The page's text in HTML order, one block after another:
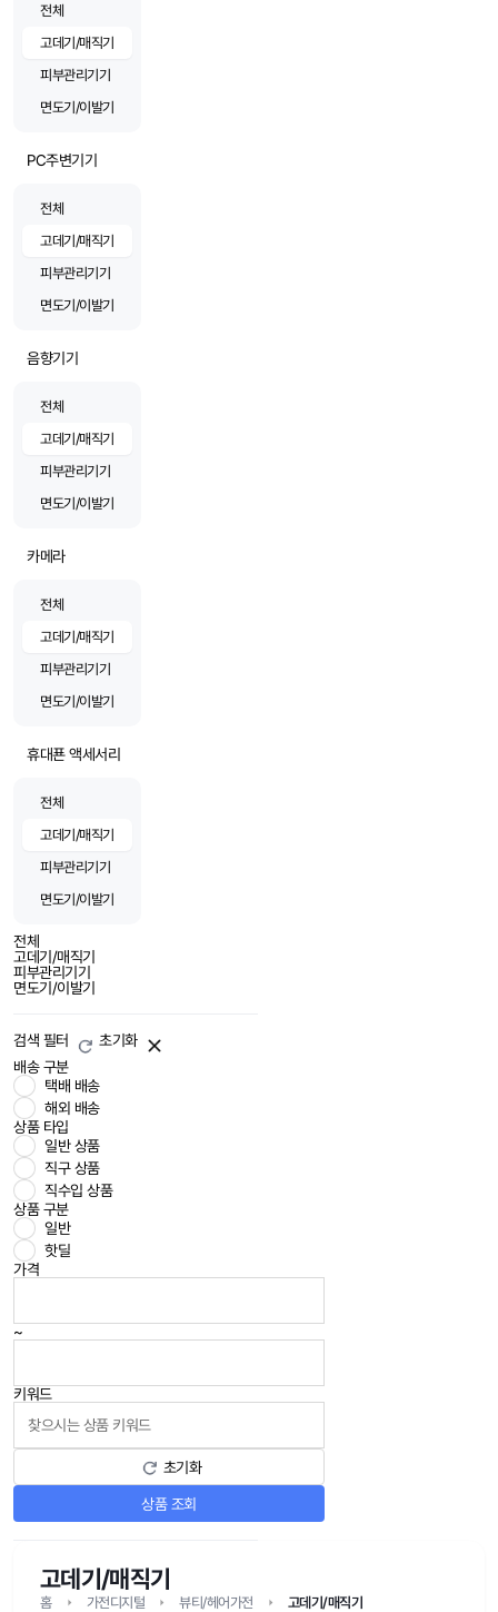
전체
고데기/매직기
피부관리기기
면도기/이발기
PC주변기기
전체
고데기/매직기
피부관리기기
면도기/이발기
음향기기
전체
고데기/매직기
피부관리기기
면도기/이발기
카메라
전체
고데기/매직기
피부관리기기
면도기/이발기
휴대푠 액세서리
전체
고데기/매직기
피부관리기기
면도기/이발기
전체
고데기/매직기
피부관리기기
면도기/이발기
검색 필터
초기화
배송 구분
택배 배송
해외 배송
상품 타입
일반 상품
직구 상품
직수입 상품
상품 구분
일반
핫딜
가격
~
키워드
초기화
상품 조회
고데기/매직기
홈 가전디지털 뷰티/헤어가전 고데기/매직기